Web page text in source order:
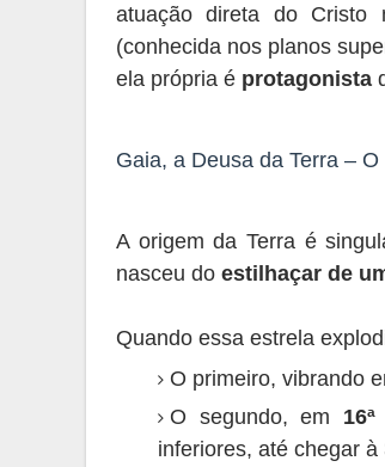
atuação direta do Cristo
(conhecida nos planos
ela própria é protagonista
Gaia, a Deusa da Terra –
A origem da Terra é
nasceu do estilhaçar de
Quando essa estrela
O primeiro, vibrando
O segundo, em
inferiores, até chegar